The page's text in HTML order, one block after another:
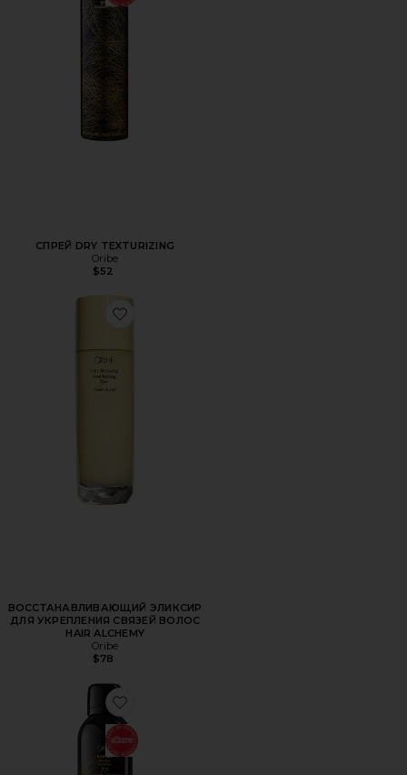
СПРЕЙ DRY TEXTURIZING
Oribe
$52
Favorite ВОССТАНАВЛИВАЮЩИЙ ЭЛИКСИР ДЛЯ
ВОССТАНАВЛИВАЮЩИЙ ЭЛИКСИР
ДЛЯ УКРЕПЛЕНИЯ СВЯЗЕЙ ВОЛОС
HAIR ALCHEMY
Oribe
$78
Favorite ЗАЩИТНЫЙ СПРЕЙ GOLD LUST DRY HEAT